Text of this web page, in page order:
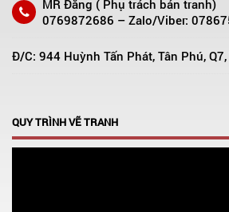
MR Đăng ( Phụ trách bán tranh)
0769872686 – Zalo/Viber:
Đ/C: 944 Huỳnh Tấn Phát, Tân Phú, Q7,
QUY TRÌNH VẼ TRANH